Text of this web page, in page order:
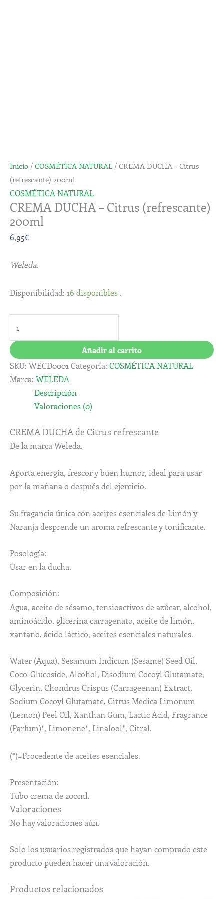
Inicio / COSMÉTICA NATURAL / CREMA DUCHA – Citrus
(refrescante) 200ml
COSMÉTICA NATURAL
CREMA DUCHA – Citrus (refrescante)
200ml
6,95€
Weleda.
Disponibilidad: 16 disponibles .
Añadir al carrito
SKU: WECD0001Categoría: COSMÉTICA NATURAL
Marca: WELEDA
Descripción
Valoraciones (0)
CREMA DUCHA de Citrus refrescante
De la marca Weleda.
Aporta energía, frescor y buen humor, ideal para usar
por la mañana o después del ejercicio.
Su fragancia única con aceites esenciales de Limón y
Naranja desprende un aroma refrescante y tonificante.
Posología:
Usar en la ducha.
Composición:
Agua, aceite de sésamo, tensioactivos de azúcar, alcohol,
aminoácido, glicerina carragenato, aceite de limón,
xantano, ácido láctico, aceites esenciales naturales.
Water (Aqua), Sesamum Indicum (Sesame) Seed Oil,
Coco-Glucoside, Alcohol, Disodium Cocoyl Glutamate,
Glycerin, Chondrus Crispus (Carrageenan) Extract,
Sodium Cocoyl Glutamate, Citrus Medica Limonum
(Lemon) Peel Oil, Xanthan Gum, Lactic Acid, Fragrance
(Parfum)*, Limonene*, Linalool*, Citral.
(*)=Procedente de aceites esenciales.
Presentación:
Tubo crema de 200ml.
Valoraciones
No hay valoraciones aún.
Solo los usuarios registrados que hayan comprado este
producto pueden hacer una valoración.
Productos relacionados